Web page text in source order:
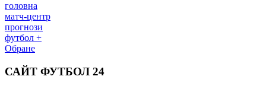
головна
матч-центр
прогнози
футбол +
Обране
САЙТ ФУТБОЛ 24